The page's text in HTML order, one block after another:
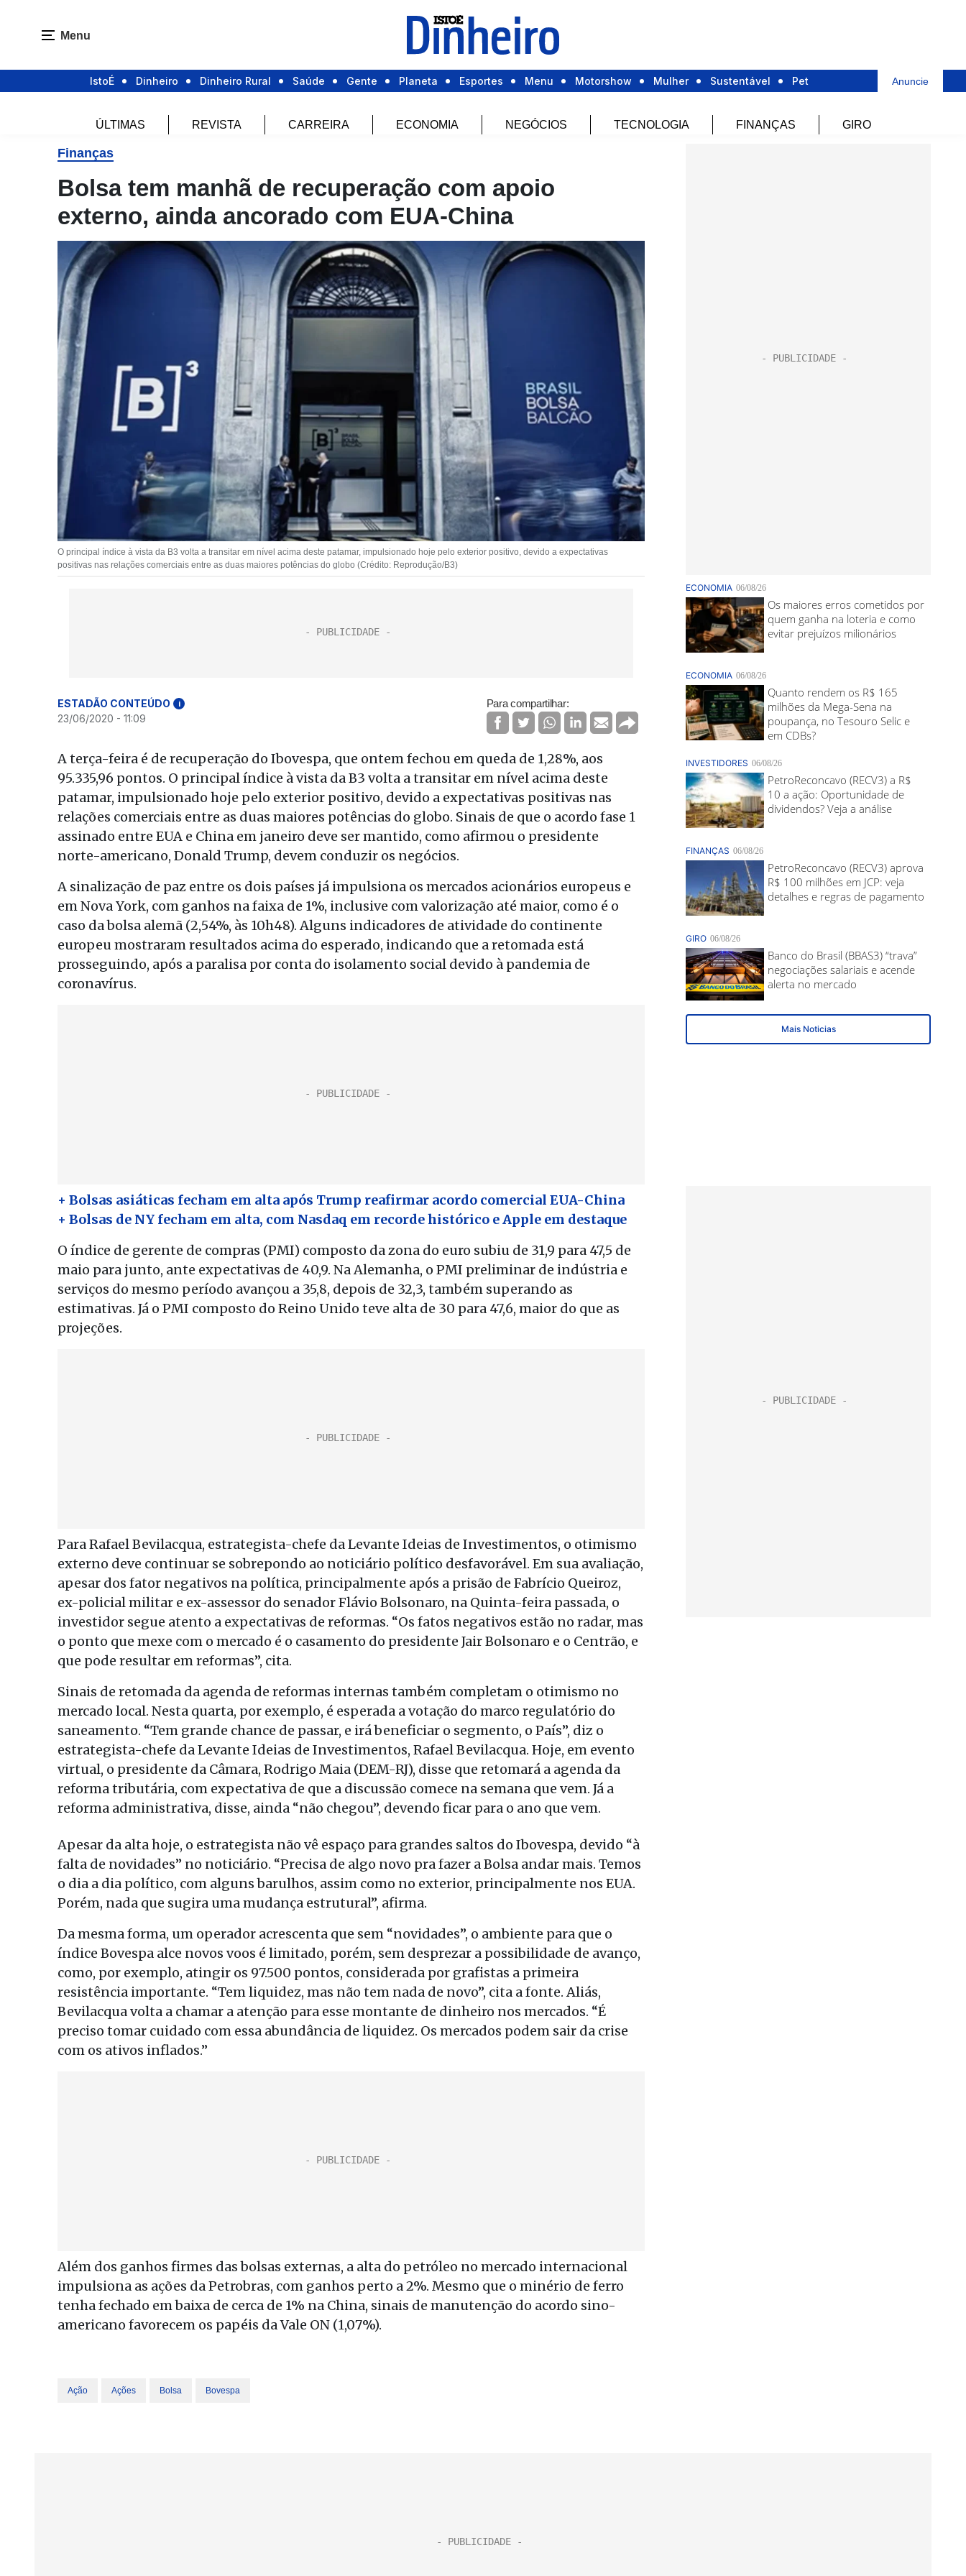
Menu
IstoÉ Dinheiro Dinheiro Rural Saúde Gente Planeta Esportes Menu Motorshow Mulher Sustentável Pet Anuncie
ÚLTIMAS REVISTA CARREIRA ECONOMIA NEGÓCIOS TECNOLOGIA FINANÇAS GIRO
Finanças
Bolsa tem manhã de recuperação com apoio
externo, ainda ancorado com EUA-China
O principal índice à vista da B3 volta a transitar em nível acima deste patamar, impulsionado hoje pelo exterior positivo, devido a expectativas
positivas nas relações comerciais entre as duas maiores potências do globo (Crédito: Reprodução/B3)
ESTADÃO CONTEÚDO i
23/06/2020 - 11:09
Para compartilhar:
A terça-feira é de recuperação do Ibovespa, que ontem fechou em queda de 1,28%, aos
95.335,96 pontos. O principal índice à vista da B3 volta a transitar em nível acima deste
patamar, impulsionado hoje pelo exterior positivo, devido a expectativas positivas nas
relações comerciais entre as duas maiores potências do globo. Sinais de que o acordo fase 1
assinado entre EUA e China em janeiro deve ser mantido, como afirmou o presidente
norte-americano, Donald Trump, devem conduzir os negócios.
A sinalização de paz entre os dois países já impulsiona os mercados acionários europeus e
em Nova York, com ganhos na faixa de 1%, inclusive com valorização até maior, como é o
caso da bolsa alemã (2,54%, às 10h48). Alguns indicadores de atividade do continente
europeu mostraram resultados acima do esperado, indicando que a retomada está
prosseguindo, após a paralisa por conta do isolamento social devido à pandemia de
coronavírus.
+ Bolsas asiáticas fecham em alta após Trump reafirmar acordo comercial EUA-China
+ Bolsas de NY fecham em alta, com Nasdaq em recorde histórico e Apple em destaque
O índice de gerente de compras (PMI) composto da zona do euro subiu de 31,9 para 47,5 de
maio para junto, ante expectativas de 40,9. Na Alemanha, o PMI preliminar de indústria e
serviços do mesmo período avançou a 35,8, depois de 32,3, também superando as
estimativas. Já o PMI composto do Reino Unido teve alta de 30 para 47,6, maior do que as
projeções.
Para Rafael Bevilacqua, estrategista-chefe da Levante Ideias de Investimentos, o otimismo
externo deve continuar se sobrepondo ao noticiário político desfavorável. Em sua avaliação,
apesar dos fator negativos na política, principalmente após a prisão de Fabrício Queiroz,
ex-policial militar e ex-assessor do senador Flávio Bolsonaro, na Quinta-feira passada, o
investidor segue atento a expectativas de reformas. “Os fatos negativos estão no radar, mas
o ponto que mexe com o mercado é o casamento do presidente Jair Bolsonaro e o Centrão, e
que pode resultar em reformas”, cita.
Sinais de retomada da agenda de reformas internas também completam o otimismo no
mercado local. Nesta quarta, por exemplo, é esperada a votação do marco regulatório do
saneamento. “Tem grande chance de passar, e irá beneficiar o segmento, o País”, diz o
estrategista-chefe da Levante Ideias de Investimentos, Rafael Bevilacqua. Hoje, em evento
virtual, o presidente da Câmara, Rodrigo Maia (DEM-RJ), disse que retomará a agenda da
reforma tributária, com expectativa de que a discussão comece na semana que vem. Já a
reforma administrativa, disse, ainda “não chegou”, devendo ficar para o ano que vem.
Apesar da alta hoje, o estrategista não vê espaço para grandes saltos do Ibovespa, devido “à
falta de novidades” no noticiário. “Precisa de algo novo pra fazer a Bolsa andar mais. Temos
o dia a dia político, com alguns barulhos, assim como no exterior, principalmente nos EUA.
Porém, nada que sugira uma mudança estrutural”, afirma.
Da mesma forma, um operador acrescenta que sem “novidades”, o ambiente para que o
índice Bovespa alce novos voos é limitado, porém, sem desprezar a possibilidade de avanço,
como, por exemplo, atingir os 97.500 pontos, considerada por grafistas a primeira
resistência importante. “Tem liquidez, mas não tem nada de novo”, cita a fonte. Aliás,
Bevilacqua volta a chamar a atenção para esse montante de dinheiro nos mercados. “É
preciso tomar cuidado com essa abundância de liquidez. Os mercados podem sair da crise
com os ativos inflados.”
Além dos ganhos firmes das bolsas externas, a alta do petróleo no mercado internacional
impulsiona as ações da Petrobras, com ganhos perto a 2%. Mesmo que o minério de ferro
tenha fechado em baixa de cerca de 1% na China, sinais de manutenção do acordo sino-
americano favorecem os papéis da Vale ON (1,07%).
Ação Ações Bolsa Bovespa